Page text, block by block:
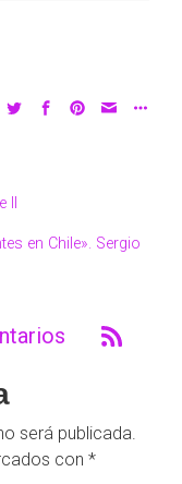
en Chile». Sergio
será publicada.
con *